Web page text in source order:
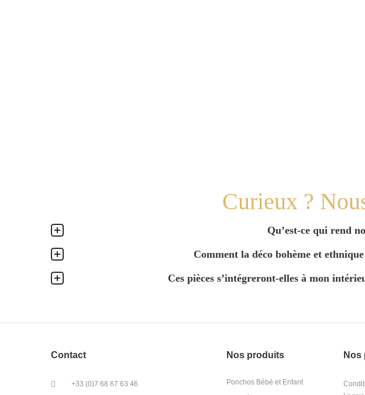
Curieux ?
Qu’est-ce qui rend
Comment la déco bohème et
Ces pièces s’intégreront-elles à mon
Contact
+33 (0)7 68 67 63 46
Nos produits
Ponchos Bébé et Enfant
Nos